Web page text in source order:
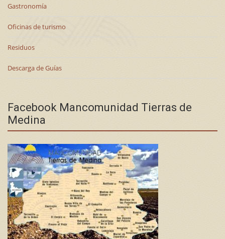
Gastronomía
Oficinas de turismo
Residuos
Descarga de Guías
Facebook Mancomunidad Tierras de
Medina